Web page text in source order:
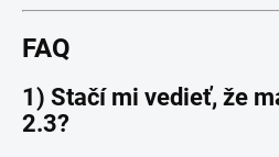
FAQ
1) Stačí mi vedieť, že
2.3?